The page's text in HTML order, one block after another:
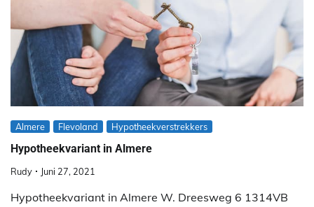
Almere Flevoland Hypotheekverstrekkers
Hypotheekvariant in Almere
Rudy Juni 27, 2021
Hypotheekvariant in Almere W. Dreesweg 6 1314VB